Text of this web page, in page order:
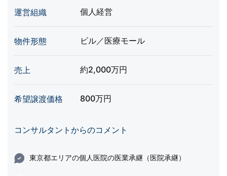
運営組織 個人経営
物件形態 ビル／医療モール
売上 約2,000万円
希望譲渡価格 800万円
コンサルタントからのコメント
東京都エリアの個人医院の医業承継（医院承継）